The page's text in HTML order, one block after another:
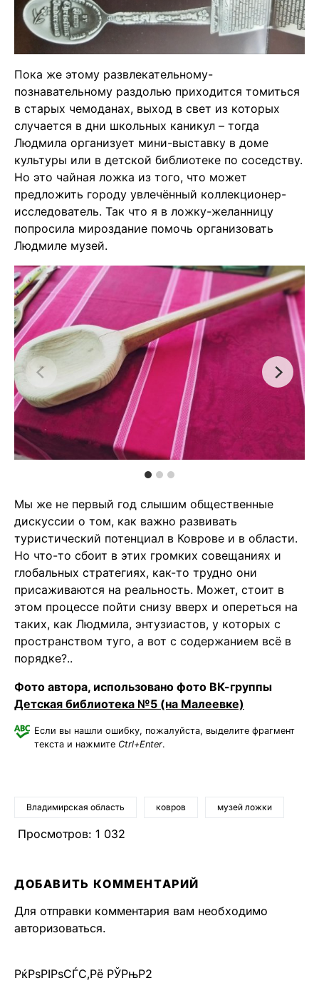
Пока же этому развлекательному-
познавательному раздолью приходится томиться
в старых чемоданах, выход в свет из которых
случается в дни школьных каникул – тогда
Людмила организует мини-выставку в доме
культуры или в детской библиотеке по соседству.
Но это чайная ложка из того, что может
предложить городу увлечённый коллекционер-
исследователь. Так что я в ложку-желанницу
попросила мироздание помочь организовать
Людмиле музей.
Мы же не первый год слышим общественные
дискуссии о том, как важно развивать
туристический потенциал в Коврове и в области.
Но что-то сбоит в этих громких совещаниях и
глобальных стратегиях, как-то трудно они
присаживаются на реальность. Может, стоит в
этом процессе пойти снизу вверх и опереться на
таких, как Людмила, энтузиастов, у которых с
пространством туго, а вот с содержанием всё в
порядке?..
Фото автора, использовано фото ВК-группы
Детская библиотека №5 (на Малеевке)
Если вы нашли ошибку, пожалуйста, выделите фрагмент
текста и нажмите Ctrl+Enter.
Владимирская область ковров музей ложки
Просмотров: 1 032
ДОБАВИТЬ КОММЕНТАРИЙ
Для отправки комментария вам необходимо
авторизоваться.
РќРѕРІРѕСЃС‚Рё РЎРњР2